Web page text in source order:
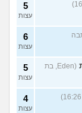
5
עצות
כתבה
6
עצות
(Eden, בת
5
עצות
4
עצות